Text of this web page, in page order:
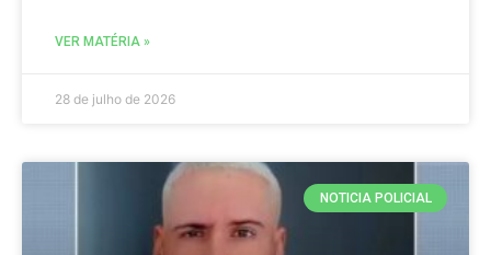
VER MATÉRIA »
28 de julho de 2026
NOTICIA POLICIAL